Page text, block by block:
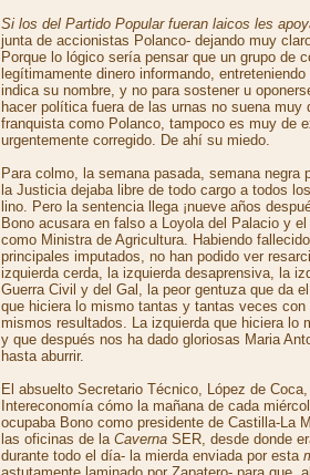
Si los del Partido Popular fueran laicos les
junta de accionistas Polanco- dejando muy
Porque lo lógico sería pensar que un grupo de
legítimamente dinero informando,
indica su nombre, y no para sostener u
hacer política fuera de las urnas no suena
franquista como Polanco, tampoco es muy de
urgentemente corregido. De ahí su miedo.
Para colmo, la semana pasada, semana negra
la Justicia dejaba libre de todo cargo a todos
lino. Pero la sentencia llega ¡nueve años
Bono acusara en falso a Loyola del Palacio y
como Ministra de Agricultura. Habiendo
principales imputados, no han podido ver
izquierda cerda, la izquierda desaprensiva, la
Guerra Civil y del Gal, la peor gentuza que da
que hiciera lo mismo tantas y tantas veces
mismos resultados. La izquierda que hiciera lo
y que después nos ha dado gloriosas Maria
hasta aburrir.
El absuelto Secretario Técnico, López de
Intereconomía cómo la mañana de cada
ocupaba Bono como presidente de Castilla-La
las oficinas de la Caverna SER, desde donde
durante todo el día- la mierda enviada por esta